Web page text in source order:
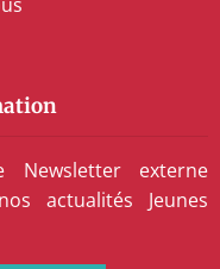
Newsletter externe
actualités Jeunes